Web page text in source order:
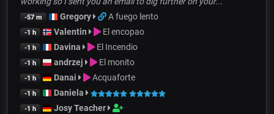
-57 m Gregory A fuego lento
-1 h Valentin El encopao
-1 h Davina El Incendio
-1 h andrzej El monito
-1 h Danai Acquaforte
-1 h Daniela
-1 h Josy Teacher